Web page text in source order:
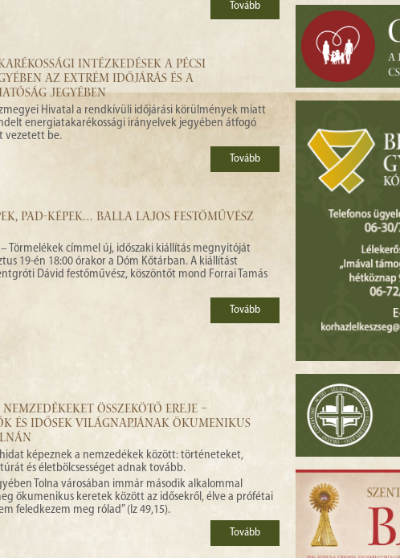
Tovább
INTÉZKEDÉSEK A PÉCSI
AZ EXTRÉM IDŐJÁRÁS ÉS A
JEGYÉBEN
Hivatal a rendkívüli időjárási körülmények miatt
energiatakarékossági irányelvek jegyében átfogó
vezetett be.
Tovább
PAD-KÉPEK… BALLA LAJOS FESTŐMŰVÉSZ
Törmelékek címmel új, időszaki kiállítás megnyitóját
19-én 18:00 órakor a Dóm Kőtárban. A kiállítást
Dávid festőművész, köszöntőt mond Forrai Tamás
Tovább
NEMZEDÉKEKET ÖSSZEKÖTŐ EREJE –
ÉS IDŐSEK VILÁGNAPJÁNAK ÖKUMENIKUS
képeznek a nemzedékek között: történeteket,
és életbölcsességet adnak tovább.
Tolna városában immár második alkalommal
ökumenikus keretek között az idősekről, élve a prófétai
feledkezem meg rólad” (Iz 49,15).
Tovább